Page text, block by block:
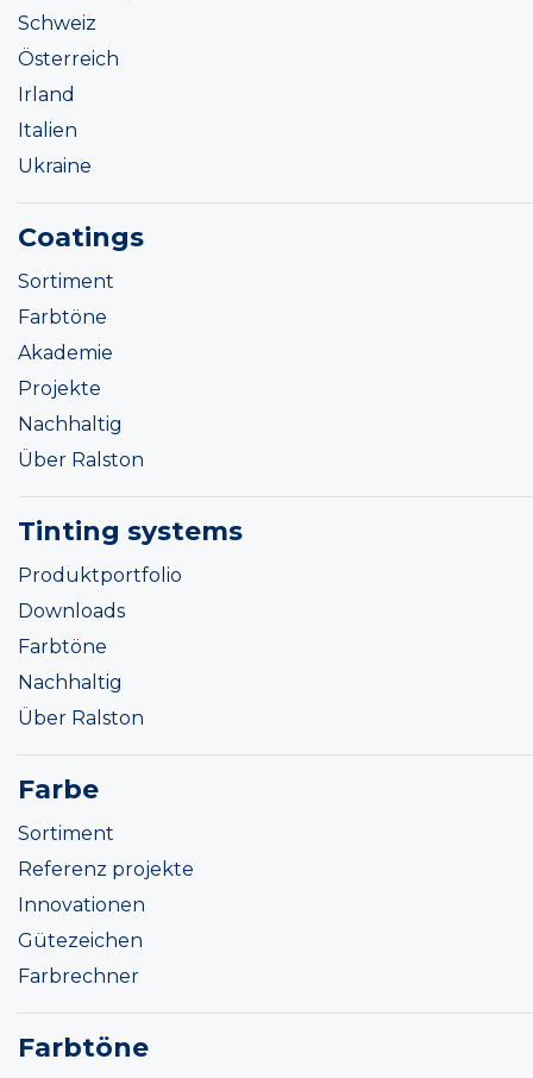
Schweiz
Österreich
Irland
Italien
Ukraine
Coatings
Sortiment
Farbtöne
Akademie
Projekte
Nachhaltig
Über Ralston
Tinting systems
Produktportfolio
Downloads
Farbtöne
Nachhaltig
Über Ralston
Farbe
Sortiment
Referenz projekte
Innovationen
Gütezeichen
Farbrechner
Farbtöne